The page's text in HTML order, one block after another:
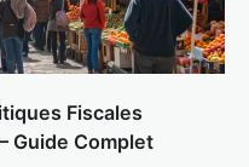
Fiscales
Guide Complet